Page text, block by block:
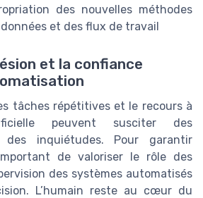
des nouvelles méthodes
et des flux de travail
et la confiance
tâches répétitives et le recours à
peuvent susciter des
des inquiétudes. Pour garantir
de valoriser le rôle des
des systèmes automatisés
L’humain reste au cœur du